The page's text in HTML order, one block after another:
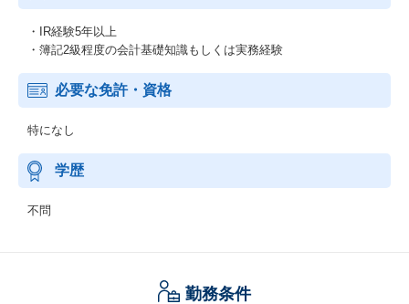
・IR経験5年以上
・簿記2級程度の会計基礎知識もしくは実務経験
必要な免許・資格
特になし
学歴
不問
勤務条件